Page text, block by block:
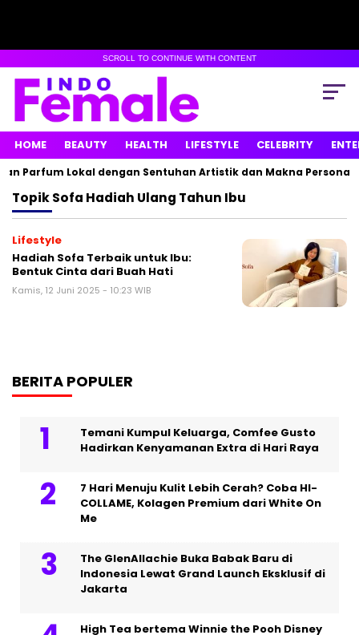
SCROLL TO CONTINUE WITH CONTENT
HOME BEAUTY HEALTH LIFESTYLE CELEBRITY
Parfum Lokal dengan Sentuhan Artistik dan Makna Personal
TopikSofa Hadiah Ulang Tahun Ibu
Lifestyle
Hadiah Sofa Terbaik untuk Ibu:
Bentuk Cinta dari Buah Hati
Kamis, 12 Juni 2025 - 10:23 WIB
BERITA POPULER
Temani Kumpul Keluarga, Comfee Gusto
Hadirkan Kenyamanan Extra di Hari Raya
7 Hari Menuju Kulit Lebih Cerah? Coba HI-
COLLAME, Kolagen Premium dari White On
Me
The GlenAllachie Buka Babak Baru di
Indonesia Lewat Grand Launch Eksklusif di
Jakarta
High Tea bertema Winnie the Pooh Disney